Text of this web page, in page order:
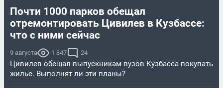
Почти 1000 парков обещал
отремонтировать Цивилев в Кузбассе:
что с ними сейчас
9 августа 1 847 24
Цивилев обещал выпускникам вузов Кузбасса покупать
жилье. Выполнят ли эти планы?